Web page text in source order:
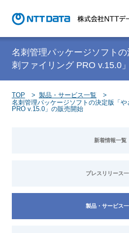
名刺管理パッケージソフト
刺ファイリング PRO v.15.0
TOP
製品・サービス一覧
名刺管理パッケージソフトの決定版「
PRO v.15.0」の販売開始
新着情報一覧
プレスリリース
製品・サービス